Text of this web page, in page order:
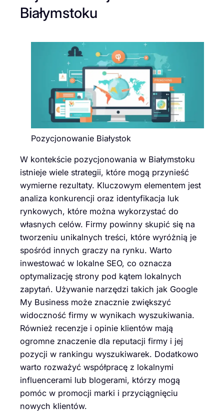
Białymstoku
Pozycjonowanie Białystok
W kontekście pozycjonowania w Białymstoku
istnieje wiele strategii, które mogą przynieść
wymierne rezultaty. Kluczowym elementem jest
analiza konkurencji oraz identyfikacja luk
rynkowych, które można wykorzystać do
własnych celów. Firmy powinny skupić się na
tworzeniu unikalnych treści, które wyróżnią je
spośród innych graczy na rynku. Warto
inwestować w lokalne SEO, co oznacza
optymalizację strony pod kątem lokalnych
zapytań. Używanie narzędzi takich jak Google
My Business może znacznie zwiększyć
widoczność firmy w wynikach wyszukiwania.
Również recenzje i opinie klientów mają
ogromne znaczenie dla reputacji firmy i jej
pozycji w rankingu wyszukiwarek. Dodatkowo
warto rozważyć współpracę z lokalnymi
influencerami lub blogerami, którzy mogą
pomóc w promocji marki i przyciągnięciu
nowych klientów.